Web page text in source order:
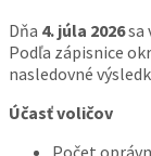
Dňa 4. júla 2026sa
Podľa zápisnice
nasledovné
Účasť voličov